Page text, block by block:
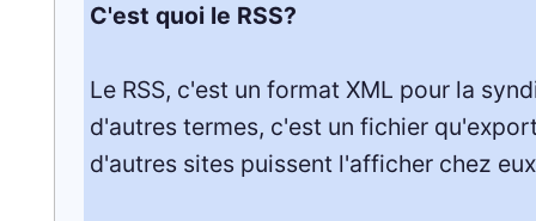
C'est quoi le RSS?
Le RSS, c'est un format XML pour la
d'autres termes, c'est un fichier
d'autres sites puissent l'afficher chez